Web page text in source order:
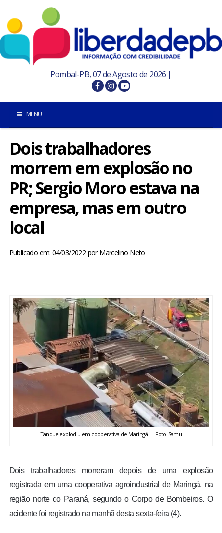
Pombal-PB, 07 de Agosto de 2026 |
MENU
INÍCIO
POMBAL E REGIÃO
PARAÍBA
BRASIL
MUNDO
ENTRETENIMENTO
ENQUETE
TV LPB
Dois trabalhadores
morrem em explosão no
PR; Sergio Moro estava na
empresa, mas em outro
local
Publicado em: 04/03/2022porMarcelino Neto
Tanque explodiu em cooperativa de Maringá — Foto: Samu
Dois trabalhadores morreram depois de uma explosão
registrada em uma cooperativa agroindustrial de Maringá, na
região norte do Paraná, segundo o Corpo de Bombeiros. O
acidente foi registrado na manhã desta sexta-feira (4).